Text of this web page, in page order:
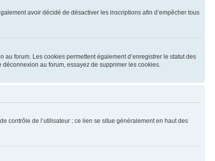
avoir décidé de désactiver les inscriptions afin d’empêcher tous
forum. Les cookies permettent également d’enregistrer le statut des
au forum, essayez de supprimer les cookies.
contrôle de l’utilisateur ; ce lien se situe généralement en haut des